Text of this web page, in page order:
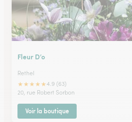
Fleur D’o
Rethel
★★★★★4.9 (63)
20, rue Robert Sorbon
Voir la boutique